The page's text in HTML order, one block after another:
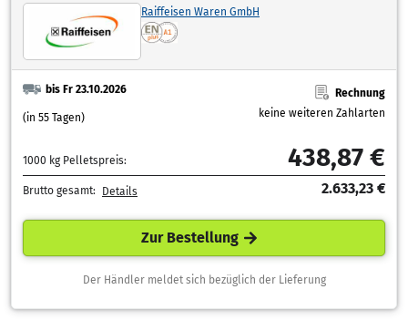
Raiffeisen Waren GmbH
bis Fr 23.10.2026
(in 55 Tagen)
Rechnung
keine weiteren Zahlarten
1000 kg Pelletspreis: 438,87 €
Brutto gesamt: Details 2.633,23 €
Zur Bestellung
Der Händler meldet sich bezüglich der Lieferung